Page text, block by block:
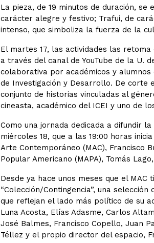
La pieza, de 19 minutos de duración,
carácter alegre y festivo; Trafui, de
intenso, que simboliza la fuerza de la
El martes 17, las actividades las
a través del canal de YouTube de la U.
colaborativa por académicos y
de Investigación y Desarrollo. De corte
conjunto de historias vinculadas al
cineasta, académico del ICEI y uno de
Como una jornada dedicada a difundir
miércoles 18, que a las 19:00 horas
Arte Contemporáneo (MAC), Francisco
Popular Americano (MAPA), Tomás
Desde ya hace unos meses que el
“Colección/Contingencia”, una
que reflejan el lado más político de su
Luna Acosta, Elías Adasme, Carlos
José Balmes, Francisco Copello, Juan
Téllez y el propio director del espacio,